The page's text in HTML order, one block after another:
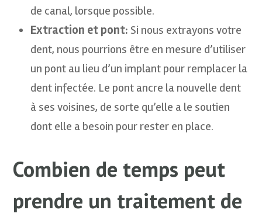
de canal, lorsque possible.
Extraction et pont: Si nous extrayons votre
dent, nous pourrions être en mesure d’utiliser
un pont au lieu d’un implant pour remplacer la
dent infectée. Le pont ancre la nouvelle dent
à ses voisines, de sorte qu’elle a le soutien
dont elle a besoin pour rester en place.
Combien de temps peut
prendre un traitement de